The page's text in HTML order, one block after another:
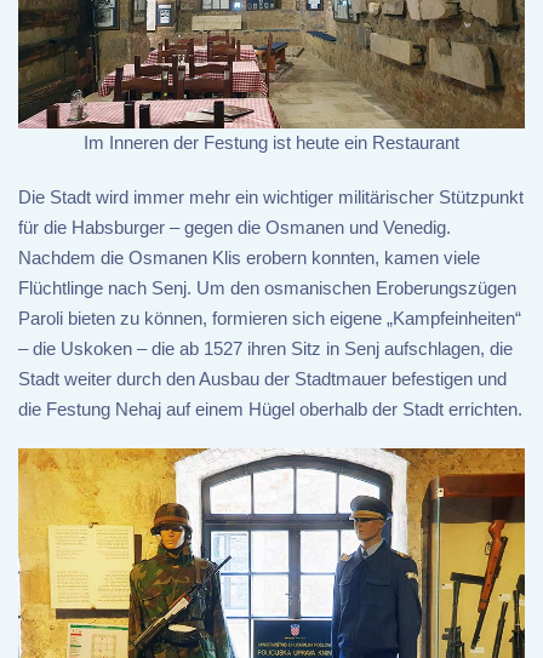
Im Inneren der Festung ist heute ein Restaurant
Die Stadt wird immer mehr ein wichtiger militärischer Stützpunkt
für die Habsburger – gegen die Osmanen und Venedig.
Nachdem die Osmanen Klis erobern konnten, kamen viele
Flüchtlinge nach Senj. Um den osmanischen Eroberungszügen
Paroli bieten zu können, formieren sich eigene „Kampfeinheiten“
– die Uskoken – die ab 1527 ihren Sitz in Senj aufschlagen, die
Stadt weiter durch den Ausbau der Stadtmauer befestigen und
die Festung Nehaj auf einem Hügel oberhalb der Stadt errichten.